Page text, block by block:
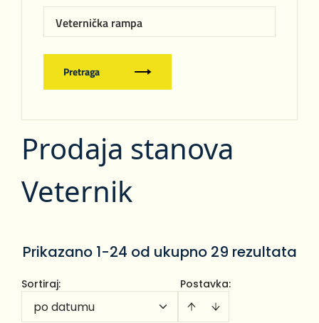
Veternička rampa
Pretraga
Prodaja stanova
Veternik
Prikazano 1-24 od ukupno 29 rezultata
Postavka:
Sortiraj:
po datumu